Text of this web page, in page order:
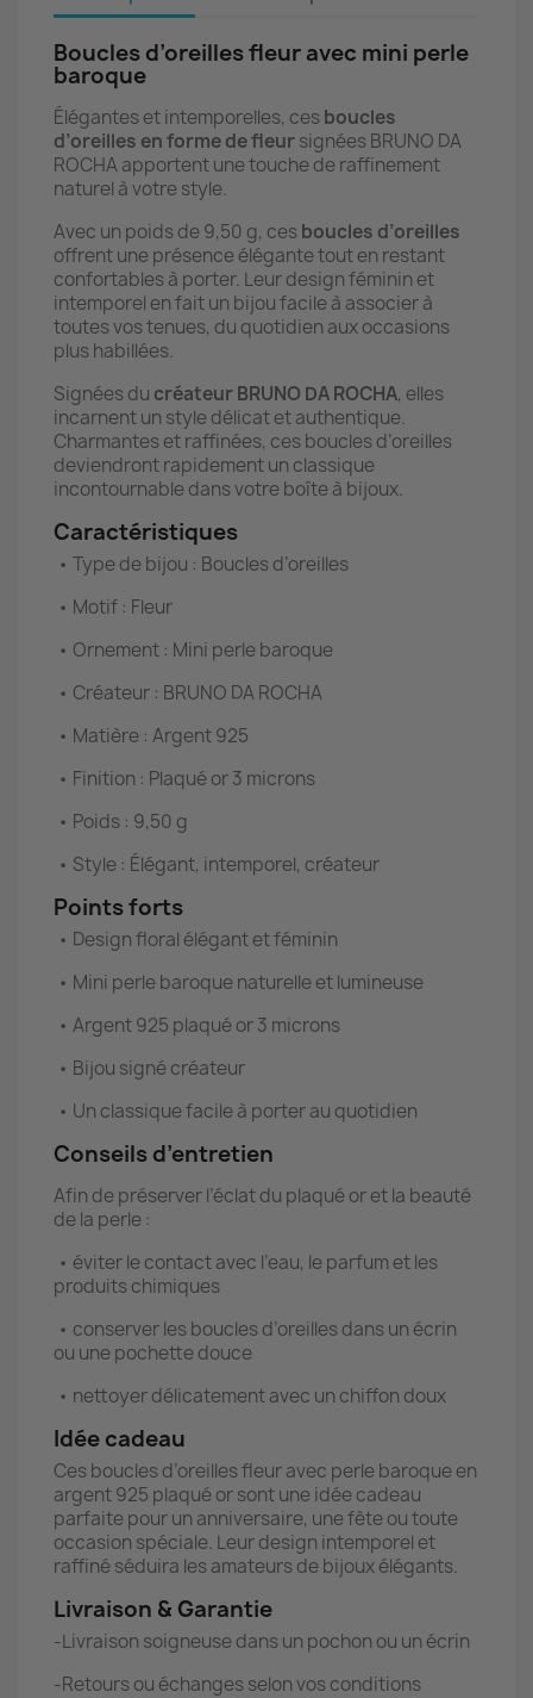
Boucles d’oreilles fleur avec mini perle
baroque
Élégantes et intemporelles, cesboucles
d’oreilles en forme de fleursignées BRUNO DA
ROCHA apportent une touche de raffinement
naturel à votre style.
Avec un poids de 9,50 g, cesboucles d’oreilles
offrent une présence élégante tout en restant
confortables à porter. Leur design féminin et
intemporel en fait un bijou facile à associer à
toutes vos tenues, du quotidien aux occasions
plus habillées.
Signées du créateur BRUNO DA ROCHA, elles
incarnent un style délicat et authentique.
Charmantes et raffinées, ces boucles d’oreilles
deviendront rapidement un classique
incontournable dans votre boîte à bijoux.
Caractéristiques
• Type de bijou : Boucles d’oreilles
• Motif : Fleur
• Ornement : Mini perle baroque
• Créateur : BRUNO DA ROCHA
• Matière : Argent 925
• Finition : Plaqué or 3 microns
• Poids : 9,50 g
• Style : Élégant, intemporel, créateur
Points forts
• Design floral élégant et féminin
• Mini perle baroque naturelle et lumineuse
• Argent 925 plaqué or 3 microns
• Bijou signé créateur
• Un classique facile à porter au quotidien
Conseils d’entretien
Afin de préserver l’éclat du plaqué or et la beauté
de la perle :
• éviter le contact avec l’eau, le parfum et les
produits chimiques
• conserver les boucles d’oreilles dans un écrin
ou une pochette douce
• nettoyer délicatement avec un chiffon doux
Idée cadeau
Ces boucles d’oreilles fleur avec perle baroque en
argent 925 plaqué or sont une idée cadeau
parfaite pour un anniversaire, une fête ou toute
occasion spéciale. Leur design intemporel et
raffiné séduira les amateurs de bijoux élégants.
Livraison & Garantie
-Livraison soigneuse dans un pochon ou un écrin
-Retours ou échanges selon vos conditions